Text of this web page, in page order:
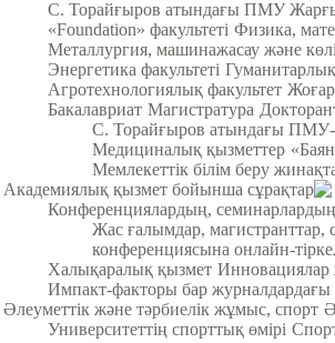
С. Торайғыров атындағы ПМУ
«Foundation» факультеті Физика,
Металлургия, машинажасау және
Энергетика факультеті
Агротехнологиялық факультет
Бакалавриат Магистратура
С. Торайғыров атындағы ПМУ-
Медициналық қызметтер
Мемлекеттік білім беру
Академиялық қызмет бойынша сұрақтар
Конференциялардың,
Жас ғалымдар,
конференциясына онлайн-
Халықаралық қызмет Инновациялар
Импакт-факторы бар
Әлеуметтік және тәрбиелік жұмыс, спорт
Университеттің спорттық өмірі